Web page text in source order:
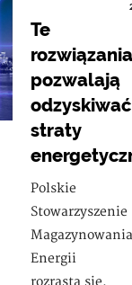
Te
rozwiązania
pozwalają
odzyskiwać
straty
Polskie
Stowarzyszenie
Magazynowania
Energii
rozrasta się.